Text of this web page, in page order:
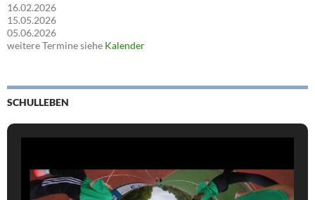
16.02.2026
15.05.2026
05.06.2026
weitere Termine siehe Kalender
SCHULLEBEN